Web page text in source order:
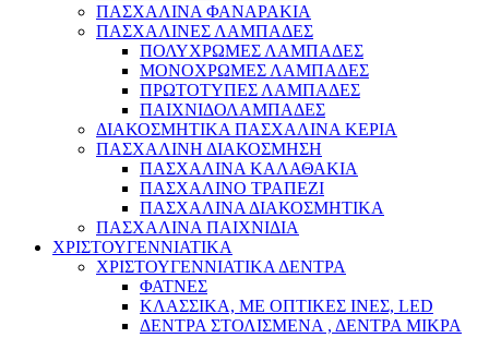
ΠΑΣΧΑΛΙΝΑ ΦΑΝΑΡΑΚΙΑ
ΠΑΣΧΑΛΙΝΕΣ ΛΑΜΠΑΔΕΣ
ΠΟΛΥΧΡΩΜΕΣ ΛΑΜΠΑΔΕΣ
ΜΟΝΟΧΡΩΜΕΣ ΛΑΜΠΑΔΕΣ
ΠΡΩΤΟΤΥΠΕΣ ΛΑΜΠΑΔΕΣ
ΠΑΙΧΝΙΔΟΛΑΜΠΑΔΕΣ
ΔΙΑΚΟΣΜΗΤΙΚΑ ΠΑΣΧΑΛΙΝΑ ΚΕΡΙΑ
ΠΑΣΧΑΛΙΝΗ ΔΙΑΚΟΣΜΗΣΗ
ΠΑΣΧΑΛΙΝΑ ΚΑΛΑΘΑΚΙΑ
ΠΑΣΧΑΛΙΝΟ ΤΡΑΠΕΖΙ
ΠΑΣΧΑΛΙΝΑ ΔΙΑΚΟΣΜΗΤΙΚΑ
ΠΑΣΧΑΛΙΝΑ ΠΑΙΧΝΙΔΙΑ
ΧΡΙΣΤΟΥΓΕΝΝΙΑΤΙΚΑ
ΧΡΙΣΤΟΥΓΕΝΝΙΑΤΙΚΑ ΔΕΝΤΡΑ
ΦΑΤΝΕΣ
ΚΛΑΣΣΙΚΑ, ΜΕ ΟΠΤΙΚΕΣ ΙΝΕΣ, LED
ΔΕΝΤΡΑ ΣΤΟΛΙΣΜΕΝΑ , ΔΕΝΤΡΑ ΜΙΚΡΑ